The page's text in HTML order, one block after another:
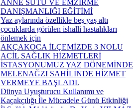
ANNE SÜTÜ VE EMZİRME
DANIŞMANLIĞI EĞİTİMİ
Yaz aylarında özellikle beş yaş altı
çocuklarda görülen ishalli hastalıkları
önlemek için
AKÇAKOCA İLÇEMİZDE 3 NOLU
ACİL SAĞLIK HİZMETLERİ
İSTASYONUMUZ YAZ DÖNEMİNDE
MELENAĞZI SAHİLİNDE HİZMET
VERMEYE BAŞLADI.
Dünya Uyuşturucu Kullanımı ve
Kaçakçılığı İle Mücadele Günü Etkinliği